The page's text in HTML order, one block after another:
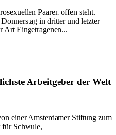
Paaren offen steht.
in dritter und letzter
Art Eingetragenen...
Arbeitgeber der Welt
einer Amsterdamer Stiftung zum
für Schwule,